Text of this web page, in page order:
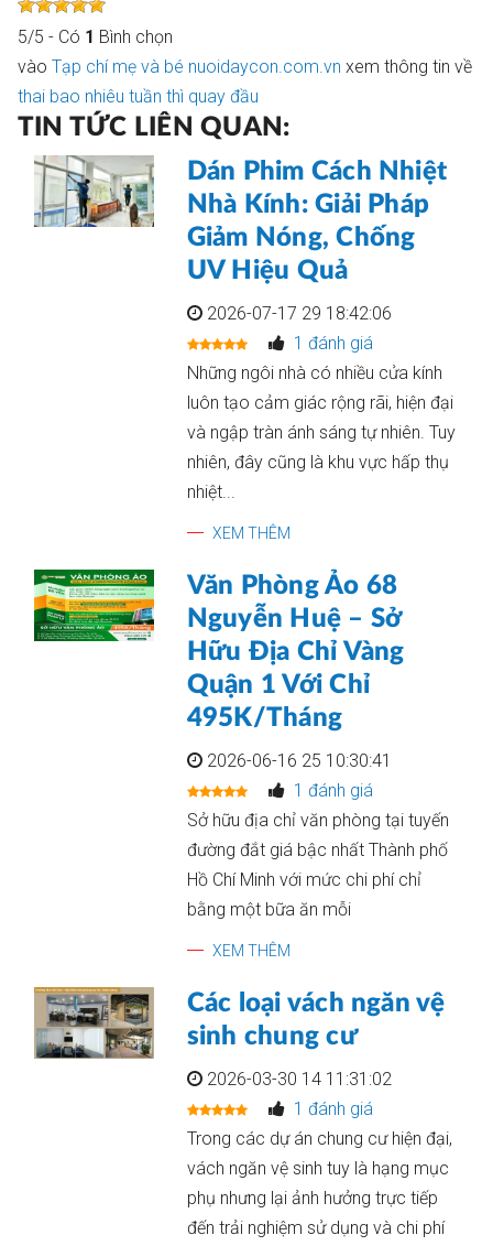
5/5 - Có 1 Bình chọn
vào Tạp chí mẹ và bé nuoidaycon.com.vn xem thông tin về
thai bao nhiêu tuần thì quay đầu
TIN TỨC LIÊN QUAN:
Dán Phim Cách Nhiệt
Nhà Kính: Giải Pháp
Giảm Nóng, Chống
UV Hiệu Quả
2026-07-17 29 18:42:06
1 đánh giá
Những ngôi nhà có nhiều cửa kính
luôn tạo cảm giác rộng rãi, hiện đại
và ngập tràn ánh sáng tự nhiên. Tuy
nhiên, đây cũng là khu vực hấp thụ
nhiệt...
XEM THÊM
Văn Phòng Ảo 68
Nguyễn Huệ – Sở
Hữu Địa Chỉ Vàng
Quận 1 Với Chỉ
495K/Tháng
2026-06-16 25 10:30:41
1 đánh giá
Sở hữu địa chỉ văn phòng tại tuyến
đường đắt giá bậc nhất Thành phố
Hồ Chí Minh với mức chi phí chỉ
bằng một bữa ăn mỗi
XEM THÊM
Các loại vách ngăn vệ
sinh chung cư
2026-03-30 14 11:31:02
1 đánh giá
Trong các dự án chung cư hiện đại,
vách ngăn vệ sinh tuy là hạng mục
phụ nhưng lại ảnh hưởng trực tiếp
đến trải nghiệm sử dụng và chi phí